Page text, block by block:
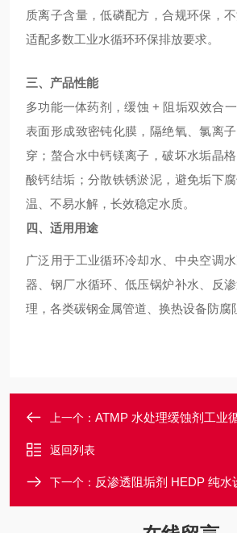
质离子含量，低磷配方，合规环保，
适配多数工业水循环环保排放要求。
三、产品性能
多功能一体药剂，缓蚀 + 阻垢双效合
表面形成致密钝化膜，隔绝氧、氯离
穿；螯合水中钙镁离子，破坏水垢晶
酸钙结垢；分散铁锈淤泥，避免垢下
温、不易水解，长效稳定水质。
四、适用用途
广泛用于工业循环冷却水、中央空调
器、钢厂水循环、低压锅炉补水、反
理，各类碳钢金属管道、换热设备防腐
上一个： ATMP 水处理缓蚀剂工业
返回列表
下一个： 反渗透阻垢剂 HEDP 纯水